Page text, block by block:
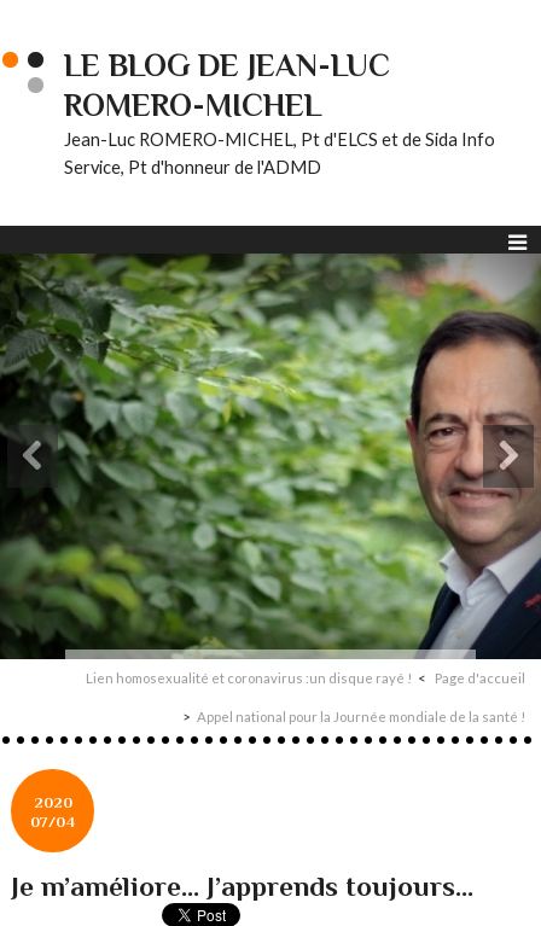
LE BLOG DE JEAN-LUC
ROMERO-MICHEL
Jean-Luc ROMERO-MICHEL, Pt d'ELCS et de Sida Info
Service, Pt d'honneur de l'ADMD
Lien homosexualité et coronavirus :un disque rayé ! Page d'accueil
Appel national pour la Journée mondiale de la santé !
2020
07/04
Je m’améliore... J’apprends toujours...